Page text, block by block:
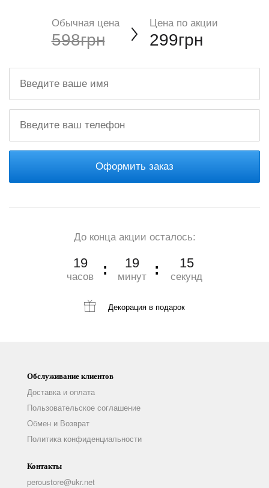
Обычная цена
598грн
Цена по акции
299грн
Оформить заказ
До конца акции осталось:
19
часов
19
минут
14
секунд
Декорация в подарок
Обслуживание клиентов
Доставка и оплата
Пользовательское соглашение
Обмен и Возврат
Политика конфиденциальности
Контакты
peroustore@ukr.net